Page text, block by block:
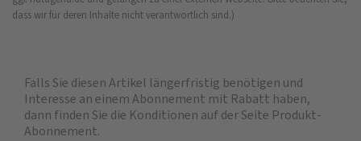
dass wir für deren Inhalte nicht verantwortlich sind.)
Falls Sie diesen Artikel längerfristig benötigen und
Interesse an einem Abonnement mit Rabatt haben,
dann finden Sie die Konditionen auf der Seite Produkt-
Abonnement.